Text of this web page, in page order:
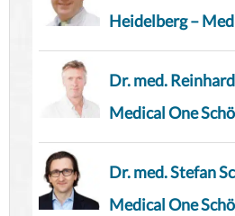
Heidelberg –
Dr. med.
Medical One
Dr. med. Stefan
Medical One